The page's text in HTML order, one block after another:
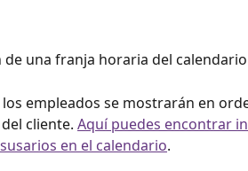
una franja horaria del
empleados se mostrarán en
cliente. Aquí puedes encontrar
en el calendario.